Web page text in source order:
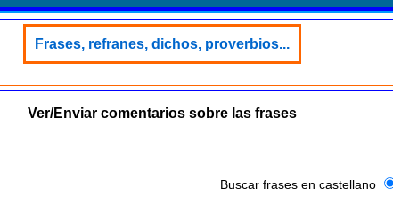
Frases, refranes, dichos, proverbios...
Ver/Enviar comentarios sobre las frases
Buscar frases en castellano